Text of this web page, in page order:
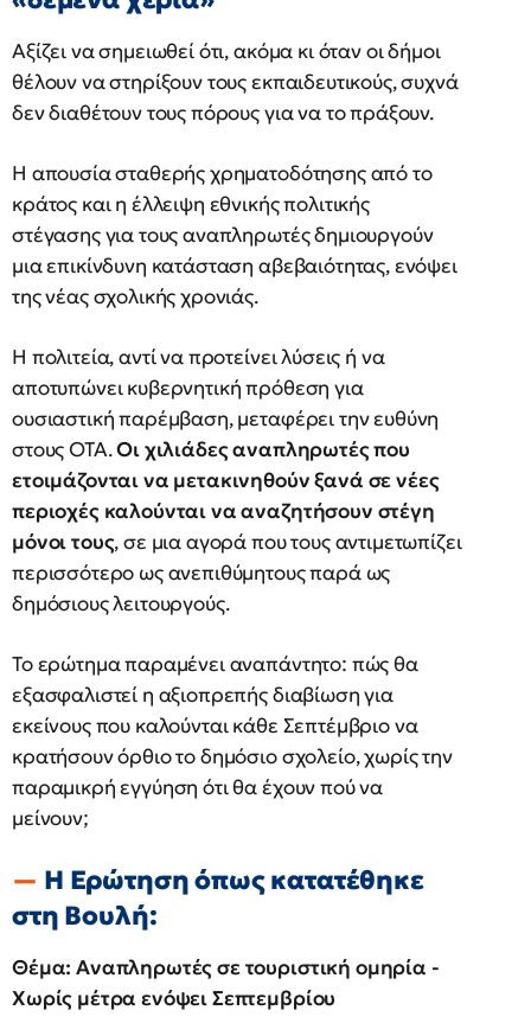
Αξίζει να σημειωθεί ότι, ακόμα κι όταν οι δήμοι
θέλουν να στηρίξουν τους εκπαιδευτικούς, συχνά
δεν διαθέτουν τους πόρους για να το πράξουν.
Η απουσία σταθερής χρηματοδότησης από το
κράτος και η έλλειψη εθνικής πολιτικής
στέγασης για τους αναπληρωτές δημιουργούν
μια επικίνδυνη κατάσταση αβεβαιότητας, ενόψει
της νέας σχολικής χρονιάς.
Η πολιτεία, αντί να προτείνει λύσεις ή να
αποτυπώνει κυβερνητική πρόθεση για
ουσιαστική παρέμβαση, μεταφέρει την ευθύνη
στους ΟΤΑ.Οι χιλιάδες αναπληρωτές που
ετοιμάζονται να μετακινηθούν ξανά σε νέες
περιοχές καλούνται να αναζητήσουν στέγη
μόνοι τους, σε μια αγορά που τους αντιμετωπίζει
περισσότερο ως ανεπιθύμητους παρά ως
δημόσιους λειτουργούς.
Το ερώτημα παραμένει αναπάντητο: πώς θα
εξασφαλιστεί η αξιοπρεπής διαβίωση για
εκείνους που καλούνται κάθε Σεπτέμβριο να
κρατήσουν όρθιο το δημόσιο σχολείο, χωρίς την
παραμικρή εγγύηση ότι θα έχουν πού να
μείνουν;
Η Ερώτηση όπως κατατέθηκε
στη Βουλή:
Θέμα: Αναπληρωτές σε τουριστική ομηρία -
Χωρίς μέτρα ενόψει Σεπτεμβρίου